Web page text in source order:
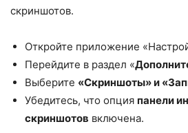
скриншотов.
Откройте приложение
Перейдите в раздел «
Выберите «Скриншоты» и
Убедитесь, что опция панели
скриншотов включена.